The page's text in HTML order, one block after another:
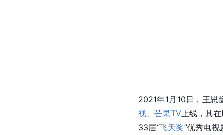
2021年1月10日，王思
视 、芒果TV上线，其
33届“飞天奖”优秀电视